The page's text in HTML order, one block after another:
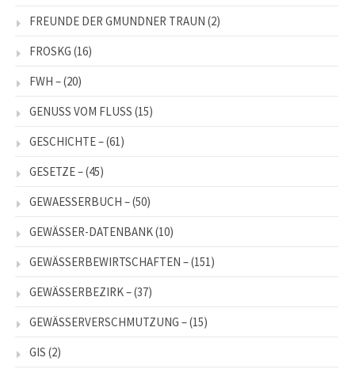
FREUNDE DER GMUNDNER TRAUN (2)
FROSKG (16)
FWH –(20)
GENUSS VOM FLUSS (15)
GESCHICHTE –(61)
GESETZE –(45)
GEWAESSERBUCH –(50)
GEWÄSSER-DATENBANK(10)
GEWÄSSERBEWIRTSCHAFTEN –(151)
GEWÄSSERBEZIRK –(37)
GEWÄSSERVERSCHMUTZUNG –(15)
GIS (2)